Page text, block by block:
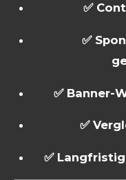
✅
✅
✅ Banner-
✅
✅